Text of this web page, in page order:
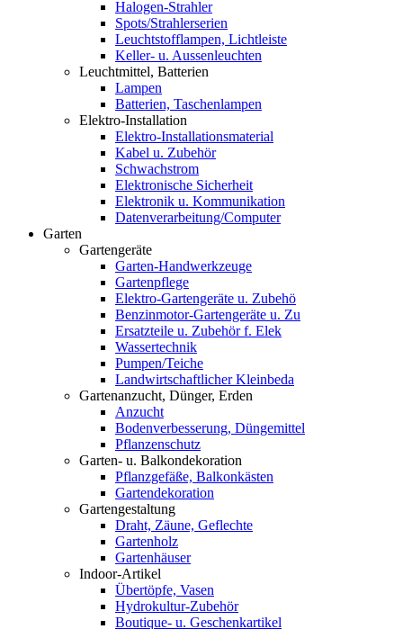
Halogen-Strahler
Spots/Strahlerserien
Leuchtstofflampen, Lichtleiste
Keller- u. Aussenleuchten
Leuchtmittel, Batterien
Lampen
Batterien, Taschenlampen
Elektro-Installation
Elektro-Installationsmaterial
Kabel u. Zubehör
Schwachstrom
Elektronische Sicherheit
Elektronik u. Kommunikation
Datenverarbeitung/Computer
Garten
Gartengeräte
Garten-Handwerkzeuge
Gartenpflege
Elektro-Gartengeräte u. Zubehö
Benzinmotor-Gartengeräte u. Zu
Ersatzteile u. Zubehör f. Elek
Wassertechnik
Pumpen/Teiche
Landwirtschaftlicher Kleinbeda
Gartenanzucht, Dünger, Erden
Anzucht
Bodenverbesserung, Düngemittel
Pflanzenschutz
Garten- u. Balkondekoration
Pflanzgefäße, Balkonkästen
Gartendekoration
Gartengestaltung
Draht, Zäune, Geflechte
Gartenholz
Gartenhäuser
Indoor-Artikel
Übertöpfe, Vasen
Hydrokultur-Zubehör
Boutique- u. Geschenkartikel